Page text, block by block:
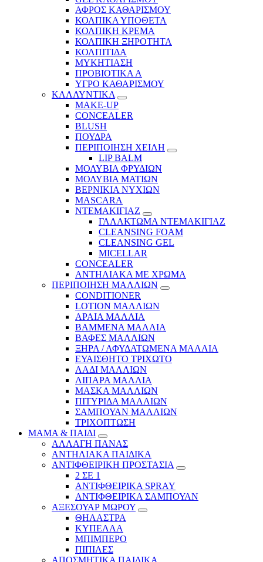
ΑΦΡΟΣ ΚΑΘΑΡΙΣΜΟΥ
ΚΟΛΠΙΚΑ ΥΠΟΘΕΤΑ
ΚΟΛΠΙΚΗ ΚΡΕΜΑ
ΚΟΛΠΙΚΗ ΞΗΡΟΤΗΤΑ
ΚΟΛΠΙΤΙΔΑ
ΜΥΚΗΤΙΑΣΗ
ΠΡΟΒΙΟΤΙΚΑ Α
ΥΓΡΟ ΚΑΘΑΡΙΣΜΟΥ
ΚΑΛΛΥΝΤΙΚΑ
MAKE-UP
CONCEALER
BLUSH
ΠΟΥΔΡΑ
ΠΕΡΙΠΟΙΗΣΗ ΧΕΙΛΗ
LIP BALM
ΜΟΛΥΒΙΑ ΦΡΥΔΙΩΝ
ΜΟΛΥΒΙΑ ΜΑΤΙΩΝ
ΒΕΡΝΙΚΙΑ ΝΥΧΙΩΝ
MASCARA
ΝΤΕΜΑΚΙΓΙΑΖ
ΓΑΛΑΚΤΩΜΑ ΝΤΕΜΑΚΙΓΙΑΖ
CLEANSING FOAM
CLEANSING GEL
MICELLAR
CONCEALER
ΑΝΤΗΛΙΑΚΑ ΜΕ ΧΡΩΜΑ
ΠΕΡΙΠΟΙΗΣΗ ΜΑΛΛΙΩΝ
CONDITIONER
LOTION ΜΑΛΛΙΩΝ
ΑΡΑΙΑ ΜΑΛΛΙΑ
ΒΑΜΜΕΝΑ ΜΑΛΛΙΑ
ΒΑΦΕΣ ΜΑΛΛΙΩΝ
ΞΗΡΑ / ΑΦΥΔΑΤΩΜΕΝΑ ΜΑΛΛΙΑ
ΕΥΑΙΣΘΗΤΟ ΤΡΙΧΩΤΟ
ΛΑΔΙ ΜΑΛΛΙΩΝ
ΛΙΠΑΡΑ ΜΑΛΛΙΑ
ΜΑΣΚΑ ΜΑΛΛΙΩΝ
ΠΙΤΥΡΙΔΑ ΜΑΛΛΙΩΝ
ΣΑΜΠΟΥΑΝ ΜΑΛΛΙΩΝ
ΤΡΙΧΟΠΤΩΣΗ
ΜΑΜΑ & ΠΑΙΔΙ
ΑΛΛΑΓΗ ΠΑΝΑΣ
ΑΝΤΗΛΙΑΚΑ ΠΑΙΔΙΚΑ
ΑΝΤΙΦΘΕΙΡΙΚΗ ΠΡΟΣΤΑΣΙΑ
2 ΣΕ 1
ΑΝΤΙΦΘΕΙΡΙΚΑ SPRAY
ΑΝΤΙΦΘΕΙΡΙΚΑ ΣΑΜΠΟΥΑΝ
ΑΞΕΣΟΥΑΡ ΜΩΡΟΥ
ΘΗΛΑΣΤΡΑ
ΚΥΠΕΛΛΑ
ΜΠΙΜΠΕΡΟ
ΠΙΠΙΛΕΣ
ΑΠΟΣΜΗΤΙΚΑ ΠΑΙΔΙΚΑ